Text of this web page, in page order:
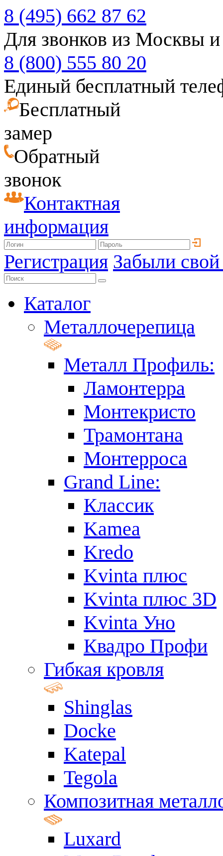
8 (495) 662 87 62
Для звонков из Москвы
8 (800) 555 80 20
Единый бесплатный
Бесплатный
замер
Обратный
звонок
Контактная
информация
Регистрация Забыли
Каталог
Металлочерепица
Металл Профиль:
Ламонтерра
Монтекристо
Трамонтана
Монтерроса
Grand Line:
Классик
Kamea
Kredo
Kvinta плюс
Kvinta плюс 3D
Kvinta Уно
Квадро Профи
Гибкая кровля
Shinglas
Docke
Katepal
Tegola
Композитная
Luxard